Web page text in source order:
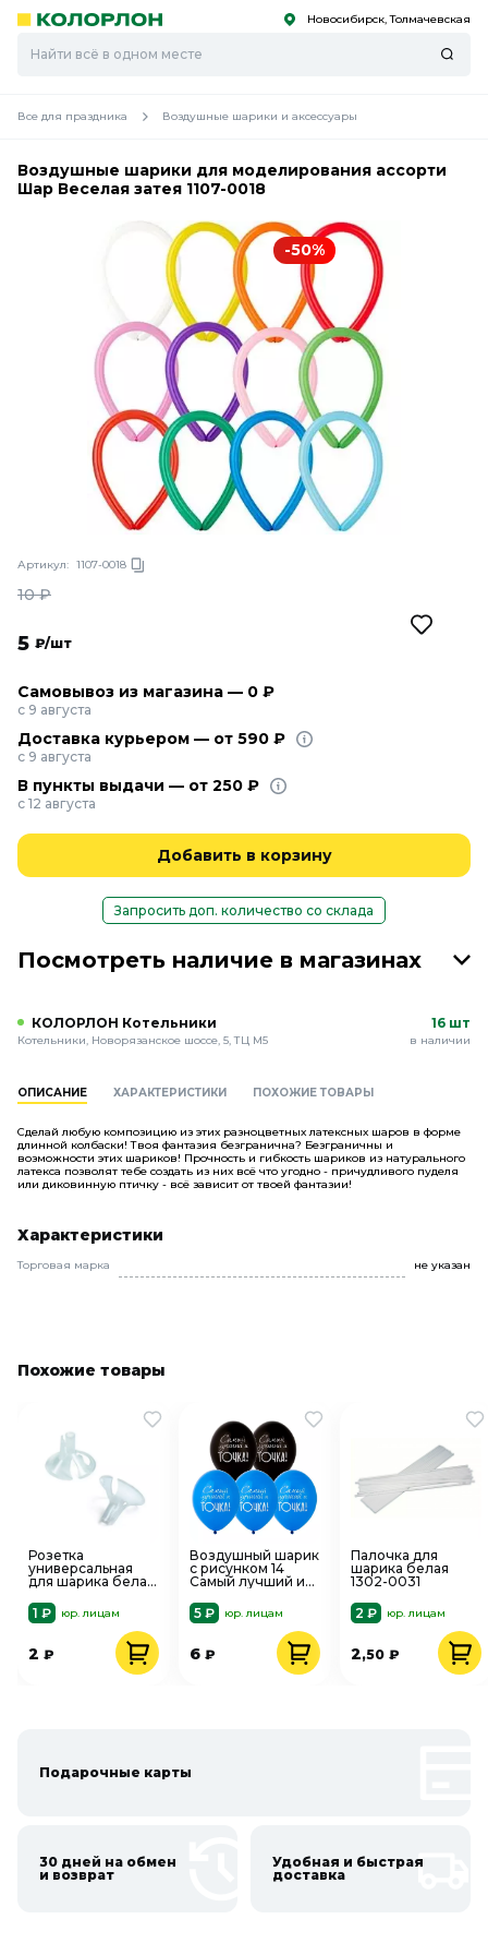
Скоро
Скоро Новосибирск, Толмачевская
Все для праздника Воздушные шарики и аксессуары
Воздушные шарики для моделирования ассорти
Шар Веселая затея 1107-0018
-50%
Артикул: 1107-0018
10₽
5 ₽/шт
Самовывоз из магазина — 0 ₽
с 9 августа
Доставка курьером — от 590 ₽
с 9 августа
В пункты выдачи — от 250 ₽
с 12 августа
Добавить в корзину
Запросить доп. количество со склада
Посмотреть наличие в магазинах
КОЛОРЛОН Котельники
Котельники, Новорязанское шоссе, 5, ТЦ М5
16 шт
в наличии
ОПИСАНИЕ ХАРАКТЕРИСТИКИ ПОХОЖИЕ ТОВАРЫ
Сделай любую композицию из этих разноцветных латексных шаров в форме
длинной колбаски! Твоя фантазия безгранична? Безграничны и
возможности этих шариков! Прочность и гибкость шариков из натурального
латекса позволят тебе создать из них всё что угодно - причудливого пуделя
или диковинную птичку - всё зависит от твоей фантазии!
Характеристики
Торговая марка не указан
Похожие товары
Розетка
универсальная
для шарика белая
1 ₽
юр. лицам
2 ₽
Воздушный шарик
с рисунком 14
Самый лучший и
5 ₽
юр. лицам
6 ₽
Палочка для
шарика белая
1302-0031
2 ₽
юр. лицам
2,50 ₽
Подарочные карты
30 дней на обмен
и возврат
Удобная и быстрая
доставка